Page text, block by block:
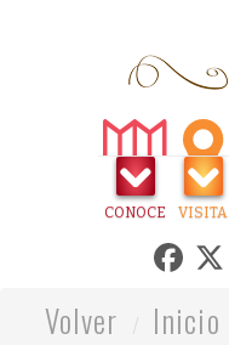
CONOCE VISITA
Volver Inicio